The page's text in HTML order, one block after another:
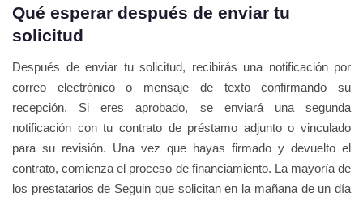
Qué esperar después de enviar tu
solicitud
Después de enviar tu solicitud, recibirás una notificación por
correo electrónico o mensaje de texto confirmando su
recepción. Si eres aprobado, se enviará una segunda
notificación con tu contrato de préstamo adjunto o vinculado
para su revisión. Una vez que hayas firmado y devuelto el
contrato, comienza el proceso de financiamiento. La mayoría de
los prestatarios de Seguin que solicitan en la mañana de un día